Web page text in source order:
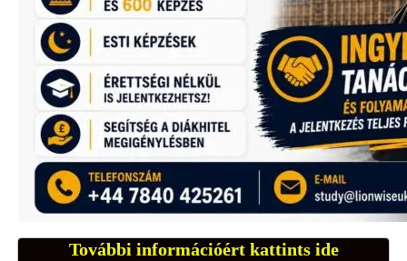
További információért kattints ide